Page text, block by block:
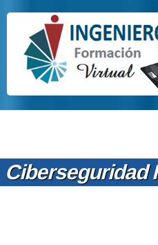
Ciberseguridad